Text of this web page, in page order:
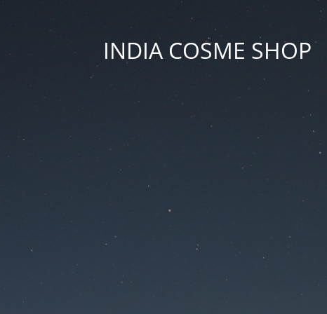
INDIA COSME SHOP